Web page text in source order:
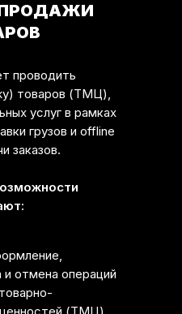
проводить
товаров (ТМЦ),
услуг в рамках
грузов и offline
заказов.
и отмена операций